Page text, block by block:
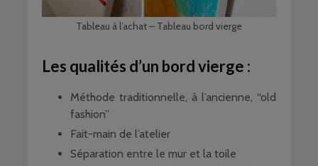
Tableau à l’achat – Tableau bord vierge
Les qualités d’un bord vierge :
Méthode traditionnelle, à l’ancienne, “old
fashion”
Fait-main de l’atelier
Séparation entre le mur et la toile